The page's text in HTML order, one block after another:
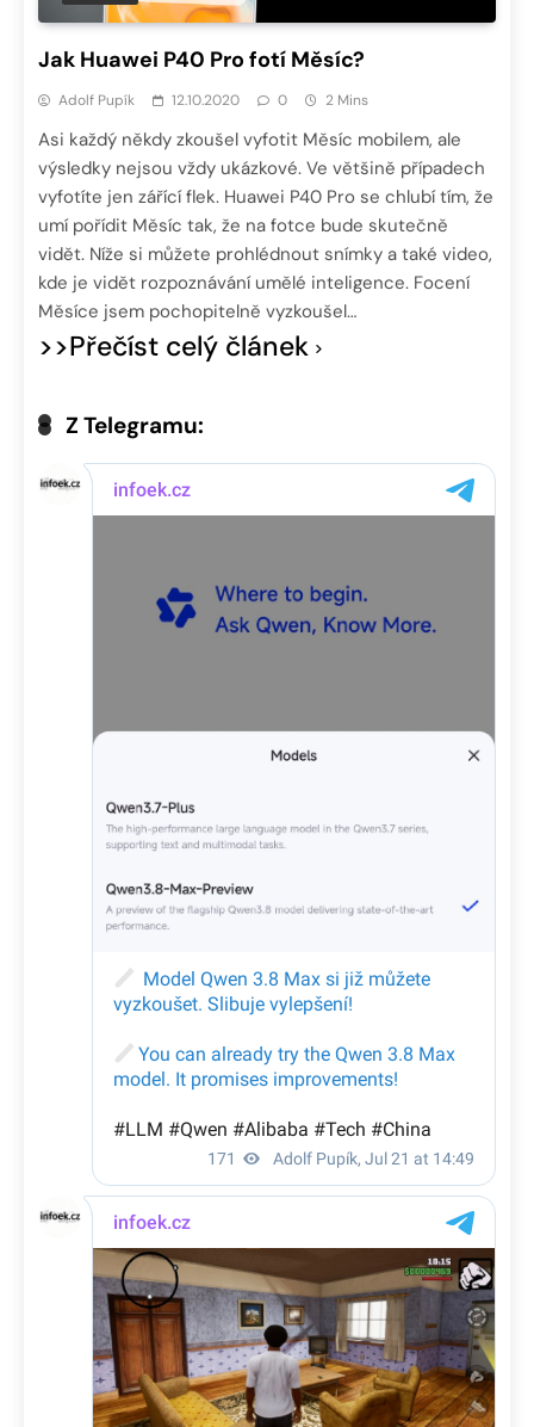
Jak Huawei P40 Pro fotí Měsíc?
Adolf Pupík 12.10.2020 0 2 Mins
Asi každý někdy zkoušel vyfotit Měsíc mobilem, ale
výsledky nejsou vždy ukázkové. Ve většině případech
vyfotíte jen zářící flek. Huawei P40 Pro se chlubí tím, že
umí pořídit Měsíc tak, že na fotce bude skutečně
vidět. Níže si můžete prohlédnout snímky a také video,
kde je vidět rozpoznávání umělé inteligence. Focení
Měsíce jsem pochopitelně vyzkoušel…
>>Přečíst celý článek
Z Telegramu: